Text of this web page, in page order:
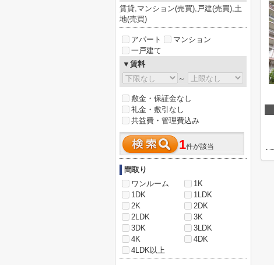
賃貸,マンション(売買),戸建(売買),土
地(売買)
アパート
マンション
一戸建て
▼賃料
～
敷金・保証金なし
礼金・敷引なし
共益費・管理費込み
1件が該当
間取り
ワンルーム
1K
1DK
1LDK
2K
2DK
2LDK
3K
3DK
3LDK
4K
4DK
4LDK以上